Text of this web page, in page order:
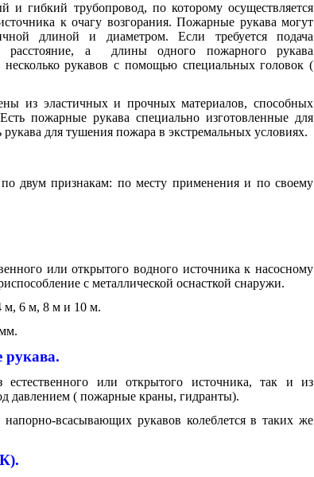
гибкий трубопровод, по которому осуществляется
к очагу возгорания. Пожарные рукава могут
длиной и диаметром. Если требуется подача
расстояние, а длины одного пожарного рукава
рукавов с помощью специальных головок (
из эластичных и прочных материалов, способных
пожарные рукава специально изготовленные для
для тушения пожара в экстремальных условиях.
двум признакам: по месту применения и по своему
или открытого водного источника к насосному
с металлической оснасткой снаружи.
м, 6 м, 8 м и 10 м.
или открытого источника, так и из
давлением ( пожарные краны, гидранты).
всасывающих рукавов колеблется в таких же